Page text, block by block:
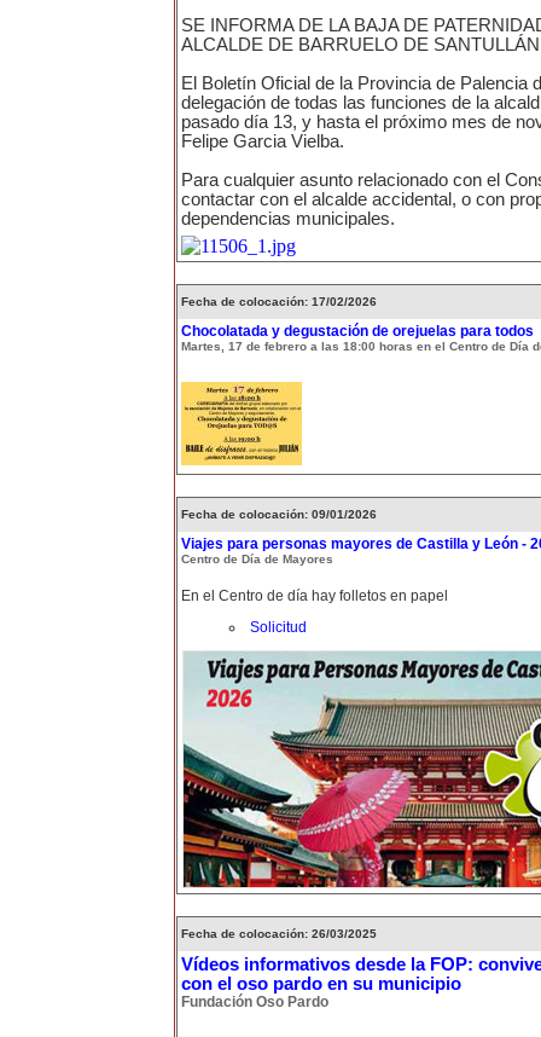
SE INFORMA DE LA BAJA DE
ALCALDE DE BARRUELO DE
El Boletín Oficial de la Provincia de Palencia
delegación de todas las funciones de la
pasado día 13, y hasta el próximo mes de
Felipe Garcia Vielba.
Para cualquier asunto relacionado con el
contactar con el alcalde accidental, o con
dependencias municipales.
Fecha de colocación: 17/02/2026
Chocolatada y degustación de orejuelas para todos
Martes, 17 de febrero a las 18:00 horas en el Centro de Día
Fecha de colocación: 09/01/2026
Viajes para personas mayores de Castilla y León -
Centro de Día de Mayores
En el Centro de día hay folletos en papel
Solicitud
Fecha de colocación: 26/03/2025
Vídeos informativos desde la FOP:
con el oso pardo en su municipio
Fundación Oso Pardo